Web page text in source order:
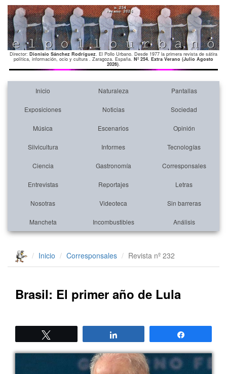
Director: Dionisio Sánchez Rodríguez. El Pollo Urbano. Desde 1977 la primera revista de sátira
política, información, ocio y cultura . Zaragoza. España. Nº 254. Extra Verano (Julio Agosto
2026).
Inicio Naturaleza Pantallas
Exposiciones Noticias Sociedad
Música Escenarios Opinión
Silvicultura Informes Tecnologías
Ciencia Gastronomía Corresponsales
Entrevistas Reportajes Letras
Nosotras Videoteca Sin barreras
Mancheta Incombustibles Análisis
Inicio Corresponsales Revista nº 232
Brasil: El primer año de Lula